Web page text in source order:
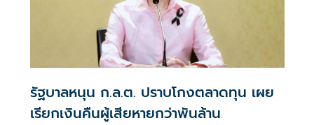
รัฐบาลหนุน ก.ล.ต. ปราบโกงตลาดทุน เผย
เรียกเงินคืนผู้เสียหายกว่าพันล้าน